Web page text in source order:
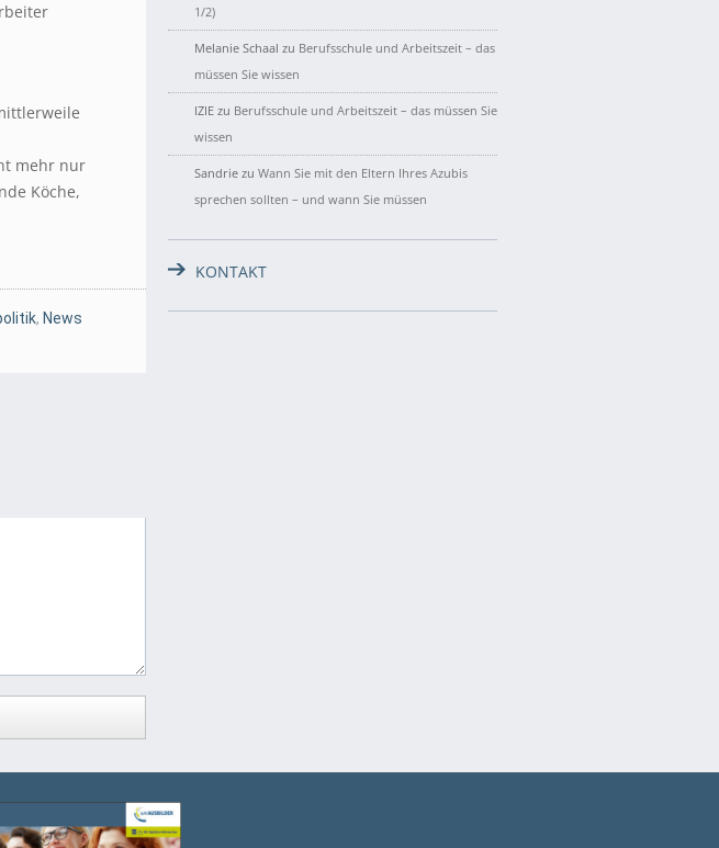
mehr nur
Köche,
, News
1/2)
Melanie Schaal zu Berufsschule und Arbeitszeit – das
müssen Sie wissen
IZIE zu Berufsschule und Arbeitszeit – das müssen Sie
wissen
Sandrie zu Wann Sie mit den Eltern Ihres Azubis
sprechen sollten – und wann Sie müssen
KONTAKT